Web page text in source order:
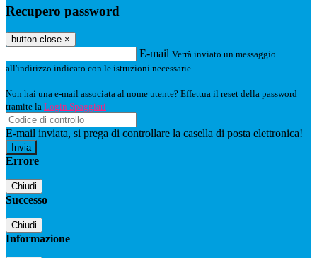
Recupero password
button close ×
E-mail Verrà inviato un messaggio
all'indirizzo indicato con le istruzioni necessarie.
Non hai una e-mail associata al nome utente? Effettua il reset della password
tramite la Login Spaggiari
E-mail inviata, si prega di controllare la casella di posta elettronica!
Errore
Chiudi
Successo
Chiudi
Informazione